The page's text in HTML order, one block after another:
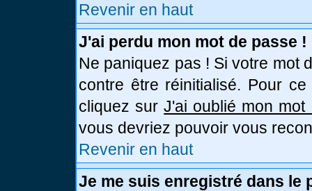
Revenir en haut
J'ai perdu mon mot de passe !
Ne paniquez pas ! Si votre mot
contre être réinitialisé. Pour
cliquez surJ'ai oublié mon mot
vous devriez pouvoir vous
Revenir en haut
Je me suis enregistré dans le